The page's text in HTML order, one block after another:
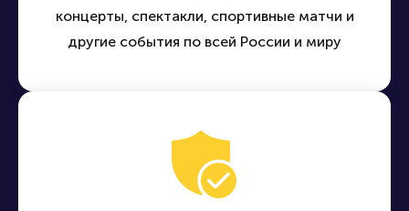
концерты, спектакли, спортивные матчи и
другие события по всей России и миру